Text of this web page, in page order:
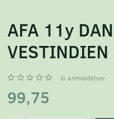
AFA 11y
VESTINDIEN
0 anmeldelser
99,75